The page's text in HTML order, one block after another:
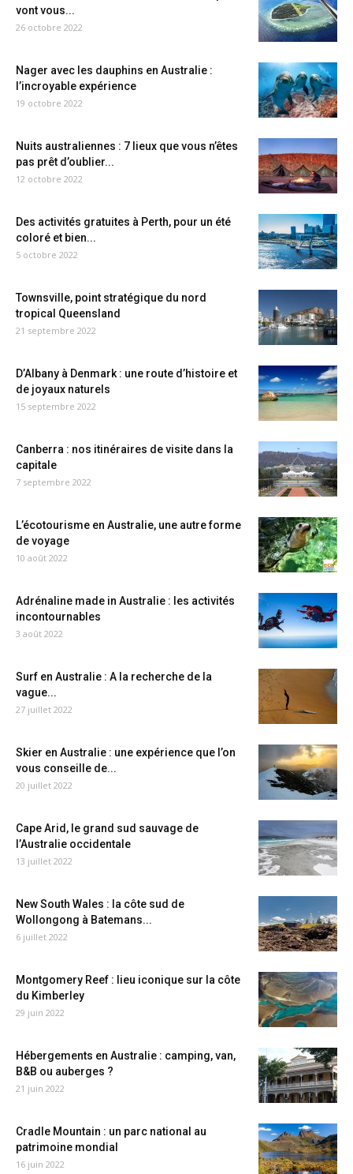
vont vous...
26 octobre 2022
Nager avec les dauphins en Australie :
l’incroyable expérience
19 octobre 2022
Nuits australiennes : 7 lieux que vous n’êtes
pas prêt d’oublier...
12 octobre 2022
Des activités gratuites à Perth, pour un été
coloré et bien...
5 octobre 2022
Townsville, point stratégique du nord
tropical Queensland
21 septembre 2022
D’Albany à Denmark : une route d’histoire et
de joyaux naturels
15 septembre 2022
Canberra : nos itinéraires de visite dans la
capitale
7 septembre 2022
L’écotourisme en Australie, une autre forme
de voyage
10 août 2022
Adrénaline made in Australie : les activités
incontournables
3 août 2022
Surf en Australie : A la recherche de la
vague...
27 juillet 2022
Skier en Australie : une expérience que l’on
vous conseille de...
20 juillet 2022
Cape Arid, le grand sud sauvage de
l’Australie occidentale
13 juillet 2022
New South Wales : la côte sud de
Wollongong à Batemans...
6 juillet 2022
Montgomery Reef : lieu iconique sur la côte
du Kimberley
29 juin 2022
Hébergements en Australie : camping, van,
B&B ou auberges ?
21 juin 2022
Cradle Mountain : un parc national au
patrimoine mondial
16 juin 2022